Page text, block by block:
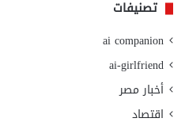
تصنيفات
ai companion
ai-girlfriend
أخبار مصر
اقتصاد